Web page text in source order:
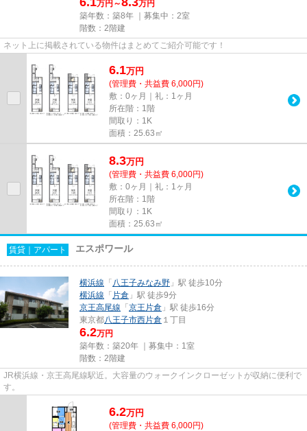
万円～
万円
築年数：築8年 ｜募集中： 2室
階数：2階建
ネット上に掲載されている物件はまとめてご紹介可能です！
6.1万円
(管理費・共益費 6,000円)
敷：0ヶ月｜礼：1ヶ月
所在階：1階
間取り：1K
面積：25.63㎡
8.3万円
(管理費・共益費 6,000円)
敷：0ヶ月｜礼：1ヶ月
所在階：1階
間取り：1K
面積：25.63㎡
賃貸｜アパート エスポワール
横浜線 「 八王子みなみ野 」駅 徒歩10分
横浜線 「 片倉 」駅 徒歩9分
京王高尾線 「京王片倉 」駅 徒歩16分
東京都八王子市西片倉 １丁目
6.2万円
築年数：築20年 ｜募集中： 1室
階数：2階建
JR横浜線・京王高尾線駅近。大容量のウォークインクローゼットが収納に便利で
す。
6.2万円
(管理費・共益費 6,000円)